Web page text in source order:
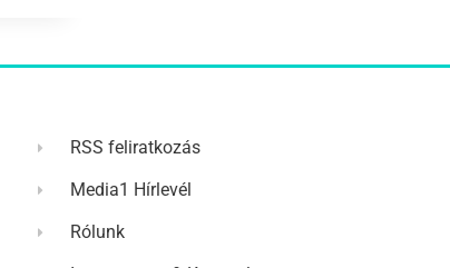
RSS feliratkozás
Media1 Hírlevél
Rólunk